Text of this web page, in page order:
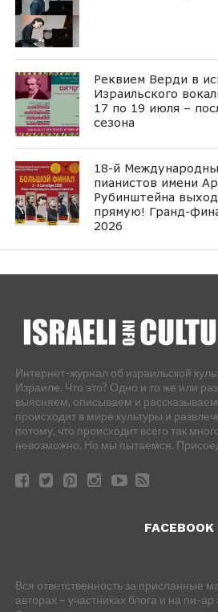
Реквием Верди в
Израильского
17 по 19 июля –
сезона
18-й
пианистов имени
Рубинштейна
прямую! Гранд-
2026
Интернет-журнал об израильской
Израиле. Что это? Одно и то же или
выясняем, описываем и рассказываем
происходит в мире культуры и
потому, что происходит всего так
невозможно. Но мы пытаемся.
FACEBOOK
Вся ответственность за присланные
авторах – участниках блога и на пи-